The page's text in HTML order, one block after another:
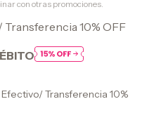
con otras promociones.
Transferencia 10% OFF
Transferencia 10%